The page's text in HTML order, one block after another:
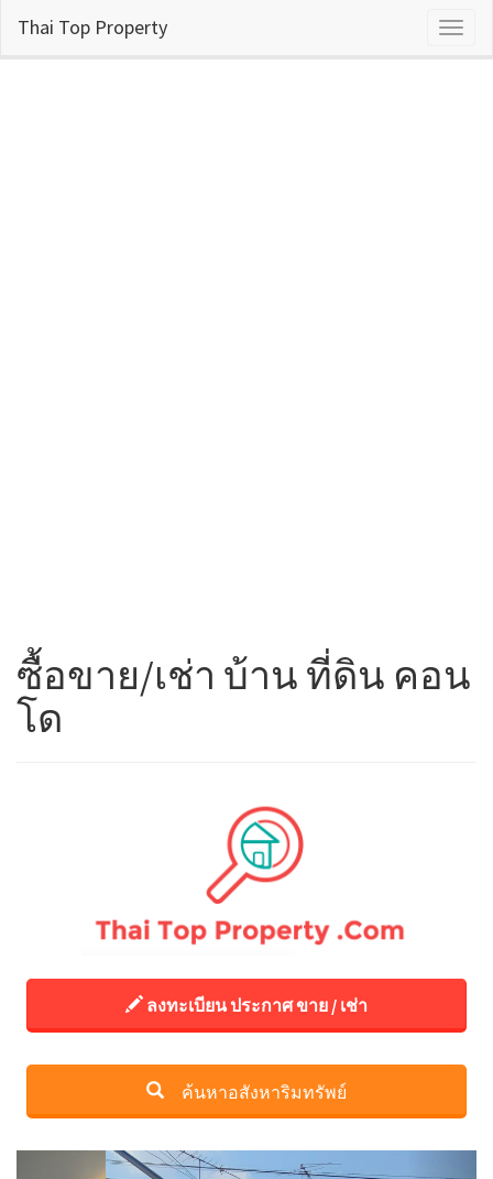
Thai Top Property
ซื้อขาย/เช่า บ้าน ที่ดิน คอน
โด
ลงทะเบียน ประกาศ ขาย / เช่า
ค้นหาอสังหาริมทรัพย์
Previous